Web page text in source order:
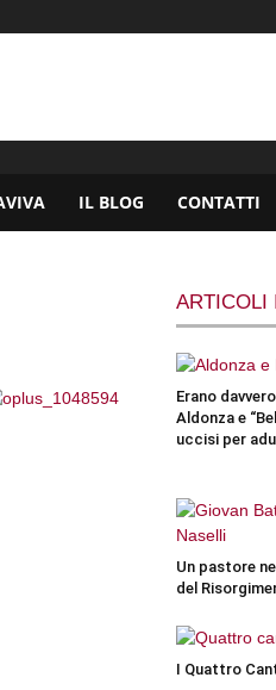
IL BLOG CONTATTI
ARTICOLI
Erano
Aldonza e
uccisi per
Un pastore
del
I Quattro